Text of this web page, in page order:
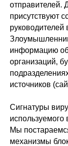
отправителей.
присутствуют
руководителей
информацию об
организаций,
источников
Сигнатуры
используемого
Мы
механизмы